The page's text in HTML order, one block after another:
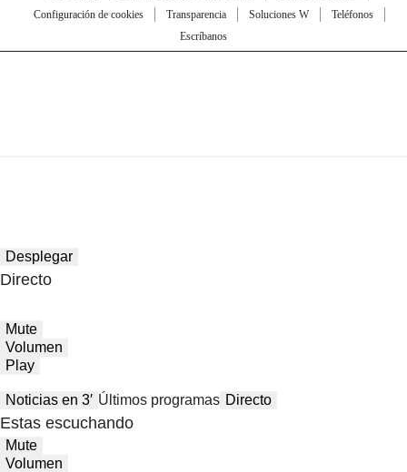
Configuración de cookies
Transparencia Soluciones W
Teléfonos
Escríbanos
Desplegar
Directo
Mute
Volumen
Play
Noticias en 3′ Últimos programas Directo
Estas escuchando
Mute
Volumen